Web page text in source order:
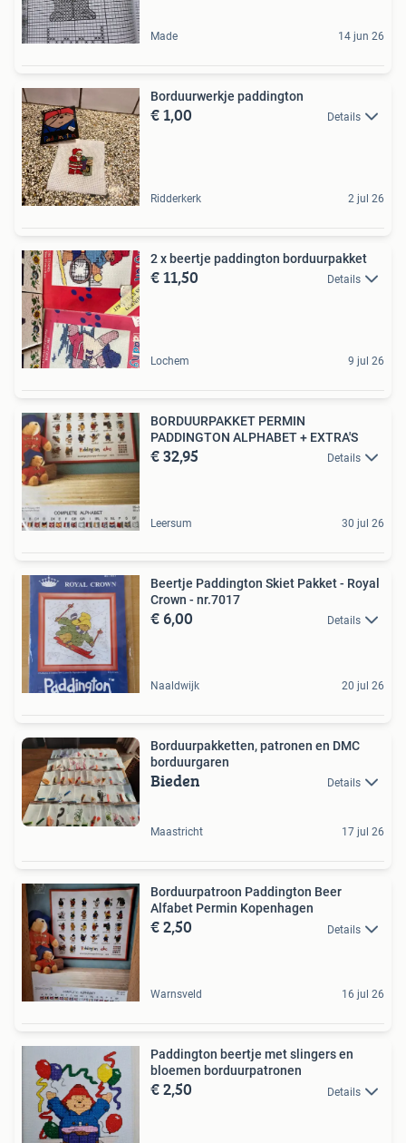
Made 14 jun 26
Borduurwerkje paddington
€ 1,00 Details
Ridderkerk 2 jul 26
2 x beertje paddington borduurpakket
€ 11,50 Details
Lochem 9 jul 26
BORDUURPAKKET PERMIN
PADDINGTON ALPHABET + EXTRA'S
€ 32,95 Details
Leersum 30 jul 26
Beertje Paddington Skiet Pakket - Royal
Crown - nr.7017
€ 6,00 Details
Naaldwijk 20 jul 26
Borduurpakketten, patronen en DMC
borduurgaren
Bieden Details
Maastricht 17 jul 26
Borduurpatroon Paddington Beer
Alfabet Permin Kopenhagen
€ 2,50 Details
Warnsveld 16 jul 26
Paddington beertje met slingers en
bloemen borduurpatronen
€ 2,50 Details